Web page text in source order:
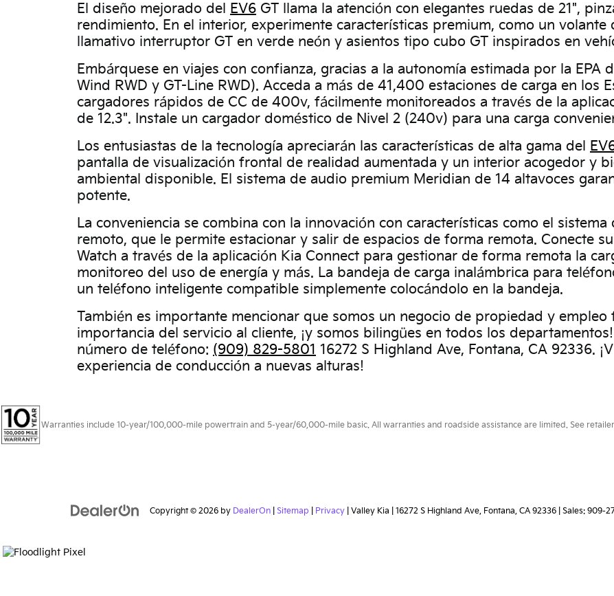
El diseño mejorado del EV6 GT llama la atención con elegantes ruedas de 21",
rendimiento. En el interior, experimente características premium, como un
llamativo interruptor GT en verde neón y asientos tipo cubo GT inspirados en
Embárquese en viajes con confianza, gracias a la autonomía estimada por la EPA
Wind RWD y GT-Line RWD). Acceda a más de 41,400 estaciones de carga en los
cargadores rápidos de CC de 400v, fácilmente monitoreados a través de la
de 12.3". Instale un cargador doméstico de Nivel 2 (240v) para una carga
Los entusiastas de la tecnología apreciarán las características de alta gama del
pantalla de visualización frontal de realidad aumentada y un interior acogedor y
ambiental disponible. El sistema de audio premium Meridian de 14 altavoces
potente.
La conveniencia se combina con la innovación con características como el sistema
remoto, que le permite estacionar y salir de espacios de forma remota. Conecte
Watch a través de la aplicación Kia Connect para gestionar de forma remota la
monitoreo del uso de energía y más. La bandeja de carga inalámbrica para
un teléfono inteligente compatible simplemente colocándolo en la bandeja.
También es importante mencionar que somos un negocio de propiedad y
importancia del servicio al cliente, ¡y somos bilingües en todos los
número de teléfono: (909) 829-5801 16272 S Highland Ave, Fontana, CA 92336.
experiencia de conducción a nuevas alturas!
Warranties include 10-year/100,000-mile powertrain and 5-year/60,000-mile basic. All warranties and roadside assistance are limited. See
Copyright © 2026 by DealerOn Sitemap Privacy | Valley Kia 16272 S Highland Ave, Fontana, CA 92336 | Sales: 909-